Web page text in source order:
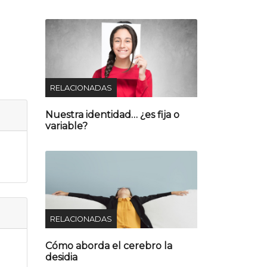
RELACIONADAS
Nuestra identidad… ¿es fija o
variable?
RELACIONADAS
Cómo aborda el cerebro la
desidia